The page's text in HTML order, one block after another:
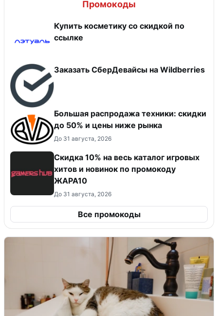
Промокоды
Купить косметику со скидкой по
ссылке
Заказать СберДевайсы на Wildberries
Большая распродажа техники: скидки
до 50% и цены ниже рынка
До 31 августа, 2026
Скидка 10% на весь каталог игровых
хитов и новинок по промокоду
ЖАРА10
До 31 августа, 2026
Все промокоды